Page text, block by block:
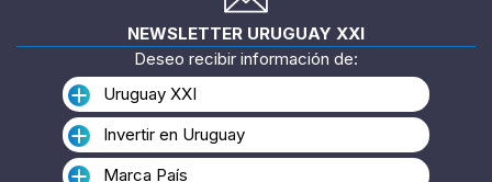
NEWSLETTER URUGUAY XXI
Deseo recibir información de:
Uruguay XXI
Invertir en Uruguay
Marca País